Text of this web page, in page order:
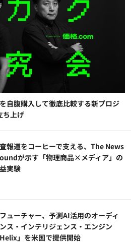
自腹購入して徹底比較する新プロジ
ち上げ
報道をコーヒーで支える、The News
が示す「物理商品×メディア」の
実験
ューチャー、予測AI活用のオーディ
ス・インテリジェンス・エンジン
Helix」を米国で提供開始